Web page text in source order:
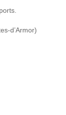
d’Armor)